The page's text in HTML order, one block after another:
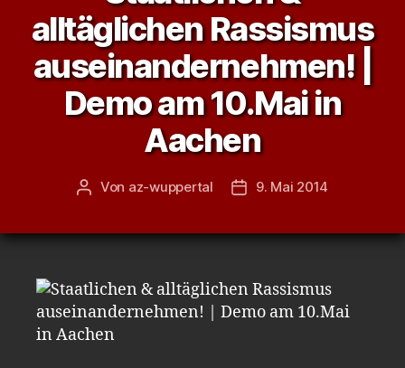
alltäglichen Rassismus
auseinandernehmen! |
Demo am 10.Mai in
Aachen
Beitragsautor
Von az-wuppertal Veröffentlichungsdatum
9. Mai 2014